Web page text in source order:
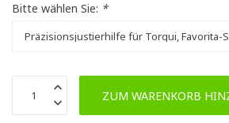
Bitte wählen Sie: *
ZUM WARENKORB